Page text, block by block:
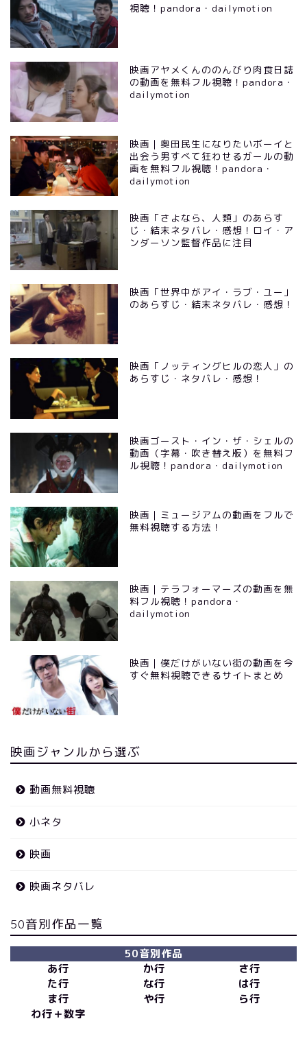
視聴！pandora・dailymotion
映画アヤメくんののんびり肉食日誌
の動画を無料フル視聴！pandora・
dailymotion
映画｜奥田民生になりたいボーイと
出会う男すべて狂わせるガールの動
画を無料フル視聴！pandora・
dailymotion
映画「さよなら、人類」のあらす
じ・結末ネタバレ・感想！ロイ・ア
ンダーソン監督作品に注目
映画「世界中がアイ・ラブ・ユー」
のあらすじ・結末ネタバレ・感想！
映画「ノッティングヒルの恋人」の
あらすじ・ネタバレ・感想！
映画ゴースト・イン・ザ・シェルの
動画（字幕・吹き替え版）を無料フ
ル視聴！pandora・dailymotion
映画｜ミュージアムの動画をフルで
無料視聴する方法！
映画｜テラフォーマーズの動画を無
料フル視聴！pandora・
dailymotion
映画｜僕だけがいない街の動画を今
すぐ無料視聴できるサイトまとめ
映画ジャンルから選ぶ
動画無料視聴
小ネタ
映画
映画ネタバレ
50音別作品一覧
50音別作品
あ行
か行
さ行
た行
な行
は行
ま行
や行
ら行
わ行＋数字